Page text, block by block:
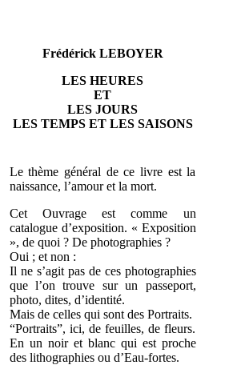
Frédérick LEBOYER
LES HEURES
ET
LES JOURS
LES TEMPS ET LES SAISONS
Le thème général de ce livre est la
naissance, l’amour et la mort.
Cet Ouvrage est comme un
catalogue d’exposition. « Exposition
», de quoi ? De photographies ?
Oui ; et non :
Il ne s’agit pas de ces photographies
que l’on trouve sur un passeport,
photo, dites, d’identité.
Mais de celles qui sont des Portraits.
“Portraits”, ici, de feuilles, de fleurs.
En un noir et blanc qui est proche
des lithographies ou d’Eau-fortes.